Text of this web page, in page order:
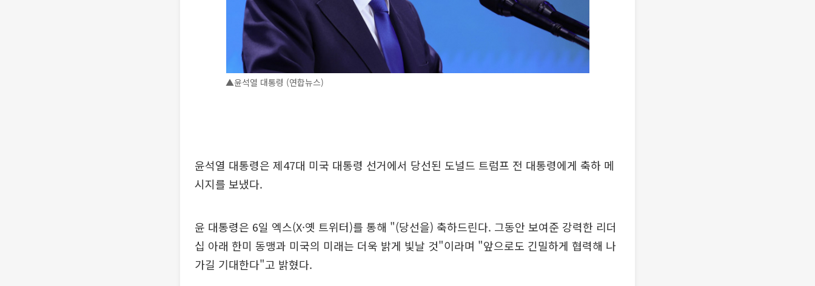
▲윤석열 대통령 (연합뉴스)
윤석열 대통령은 제47대 미국 대통령 선거에서 당선된 도널드 트럼프 전 대통령에게 축하 메
시지를 보냈다.
윤 대통령은 6일 엑스(X·옛 트위터)를 통해 "(당선을) 축하드린다. 그동안 보여준 강력한 리더
십 아래 한미 동맹과 미국의 미래는 더욱 밝게 빛날 것"이라며 "앞으로도 긴밀하게 협력해 나
가길 기대한다"고 밝혔다.